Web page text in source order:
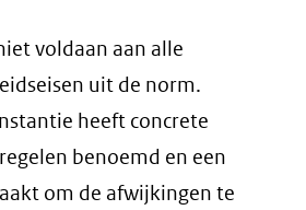
voldaan aan alle
uit de norm.
heeft concrete
benoemd en een
om de afwijkingen te